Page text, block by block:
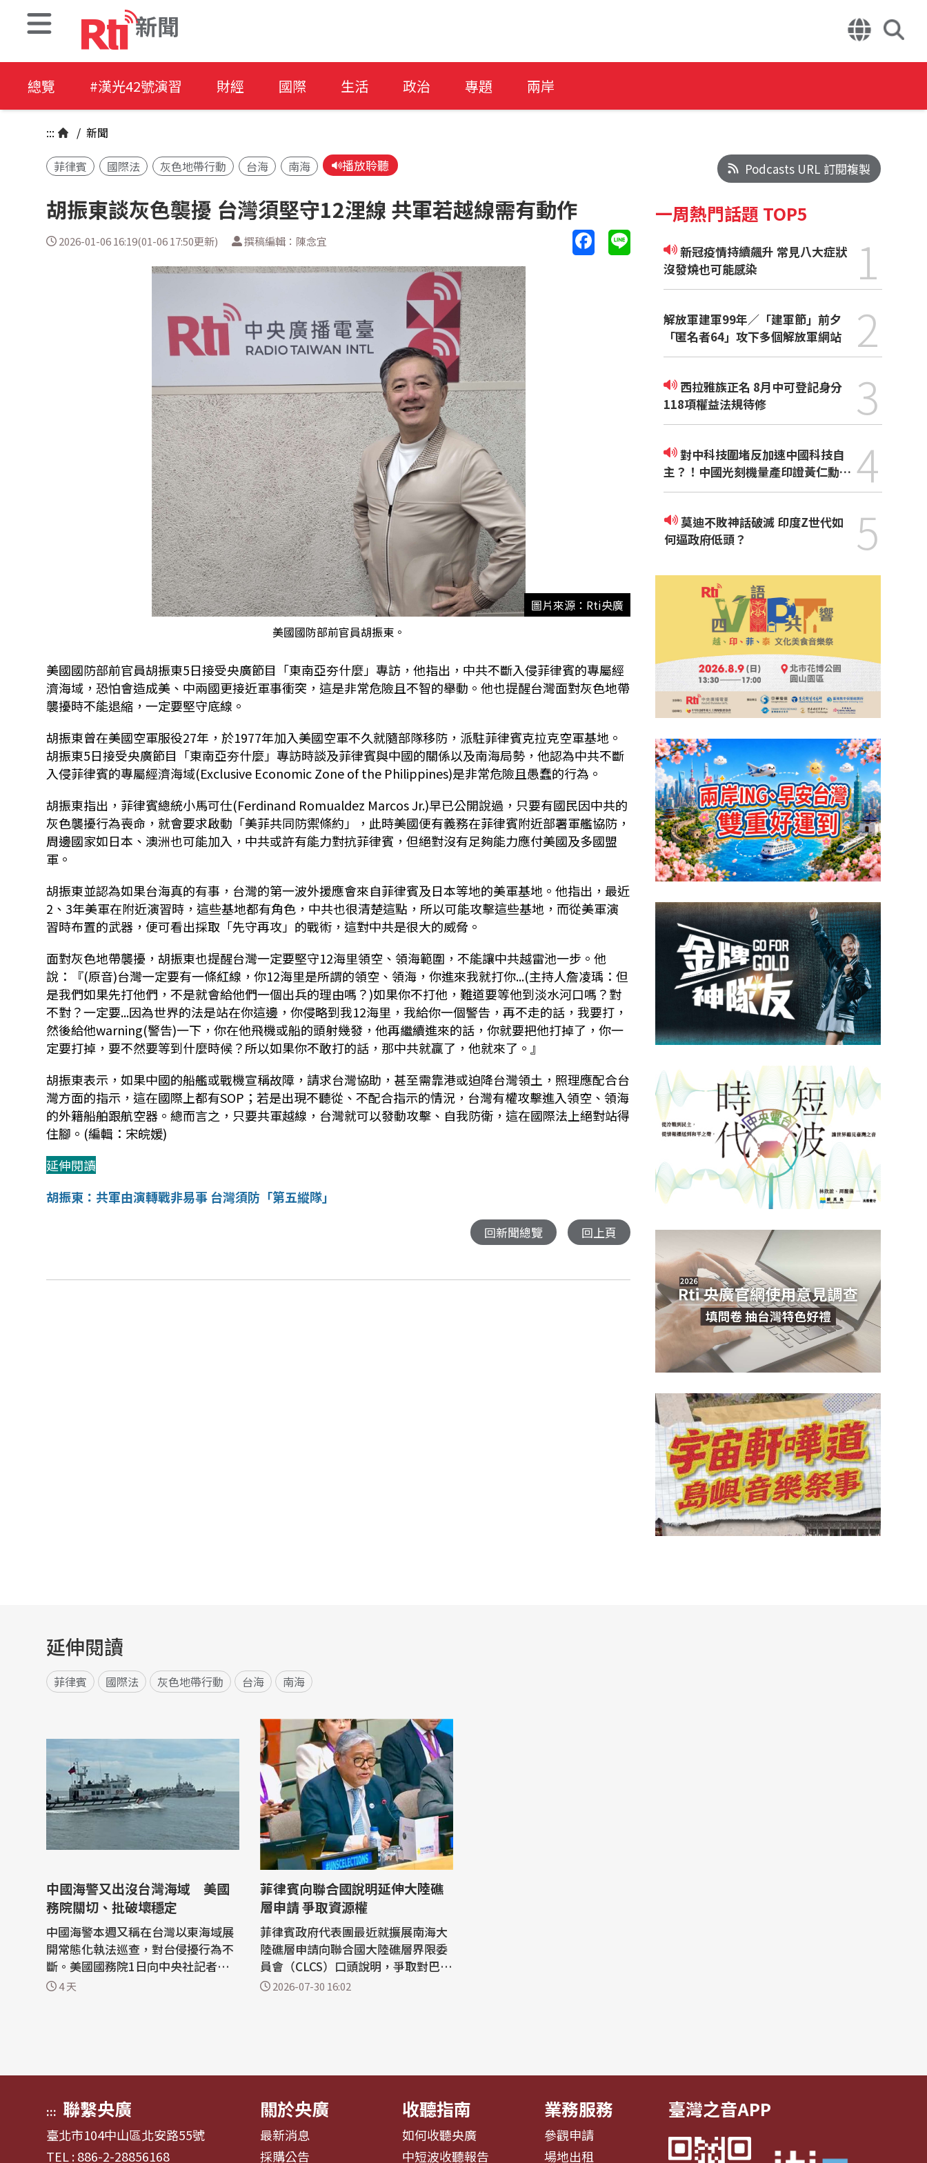
新聞
總覽 #漢光42號演習 財經 國際 生活 政治 專題 兩岸
::: / 新聞
菲律賓 國際法 灰色地帶行動 台海 南海 播放聆聽
胡振東談灰色襲擾 台灣須堅守12浬線 共軍若越線需有動作
2026-01-06 16:19(01-06 17:50更新) 撰稿編輯：陳念宜
圖片來源：Rti央廣
美國國防部前官員胡振東。
美國國防部前官員胡振東5日接受央廣節目「東南亞夯什麼」專訪，他指出，中共不斷入侵菲律賓的專屬經
濟海域，恐怕會造成美、中兩國更接近軍事衝突，這是非常危險且不智的舉動。他也提醒台灣面對灰色地帶
襲擾時不能退縮，一定要堅守底線。
胡振東曾在美國空軍服役27年，於1977年加入美國空軍不久就隨部隊移防，派駐菲律賓克拉克空軍基地。
胡振東5日接受央廣節目「東南亞夯什麼」專訪時談及菲律賓與中國的關係以及南海局勢，他認為中共不斷
入侵菲律賓的專屬經濟海域(Exclusive Economic Zone of the Philippines)是非常危險且愚蠢的行為。
胡振東指出，菲律賓總統小馬可仕(Ferdinand Romualdez Marcos Jr.)早已公開說過，只要有國民因中共的
灰色襲擾行為喪命，就會要求啟動「美菲共同防禦條約」，此時美國便有義務在菲律賓附近部署軍艦協防，
周邊國家如日本、澳洲也可能加入，中共或許有能力對抗菲律賓，但絕對沒有足夠能力應付美國及多國盟
軍。
胡振東並認為如果台海真的有事，台灣的第一波外援應會來自菲律賓及日本等地的美軍基地。他指出，最近
2、3年美軍在附近演習時，這些基地都有角色，中共也很清楚這點，所以可能攻擊這些基地，而從美軍演
習時布置的武器，便可看出採取「先守再攻」的戰術，這對中共是很大的威脅。
面對灰色地帶襲擾，胡振東也提醒台灣一定要堅守12海里領空、領海範圍，不能讓中共越雷池一步。他
說：『(原音)台灣一定要有一條紅線，你12海里是所謂的領空、領海，你進來我就打你...(主持人詹凌瑀：但
是我們如果先打他們，不是就會給他們一個出兵的理由嗎？)如果你不打他，難道要等他到淡水河口嗎？對
不對？一定要...因為世界的法是站在你這邊，你侵略到我12海里，我給你一個警告，再不走的話，我要打，
然後給他warning(警告)一下，你在他飛機或船的頭射幾發，他再繼續進來的話，你就要把他打掉了，你一
定要打掉，要不然要等到什麼時候？所以如果你不敢打的話，那中共就贏了，他就來了。』
胡振東表示，如果中國的船艦或戰機宣稱故障，請求台灣協助，甚至需靠港或迫降台灣領土，照理應配合台
灣方面的指示，這在國際上都有SOP；若是出現不聽從、不配合指示的情況，台灣有權攻擊進入領空、領海
的外籍船舶跟航空器。總而言之，只要共軍越線，台灣就可以發動攻擊、自我防衛，這在國際法上絕對站得
住腳。(編輯：宋皖媛)
延伸閱讀
胡振東：共軍由演轉戰非易事 台灣須防「第五縱隊」
回新聞總覽 回上頁
Podcasts URL 訂閱複製
一周熱門話題 TOP5
新冠疫情持續飆升 常見八大症狀
沒發燒也可能感染
1
解放軍建軍99年／「建軍節」前夕
「匿名者64」攻下多個解放軍網站
2
118項權益法規待修
3
對中科技圍堵反加速中國科技自
主？！中國光刻機量產印證黃仁勳觀
點
4
莫迪不敗神話破滅 印度Z世代如
何逼政府低頭？
5
延伸閱讀
菲律賓 國際法 灰色地帶行動 台海 南海
中國海警又出沒台灣海域 美國
務院關切、批破壞穩定
中國海警本週又稱在台灣以東海域展
開常態化執法巡查，對台侵擾行為不
斷。美國國務院1日向中央社記者表
示持續關切中國舉措，並說台灣和平
4 天
菲律賓向聯合國說明延伸大陸礁
層申請 爭取資源權
菲律賓政府代表團最近就擴展南海大
陸礁層申請向聯合國大陸礁層界限委
員會（CLCS）口頭說明，爭取對巴拉
旺島以西延伸大陸礁層之海床及底土
2026-07-30 16:02
::: 聯繫央廣
臺北市104中山區北安路55號
TEL : 886-2-28856168
關於央廣
最新消息
採購公告
收聽指南
如何收聽央廣
中短波收聽報告
業務服務
參觀申請
場地出租
臺灣之音APP